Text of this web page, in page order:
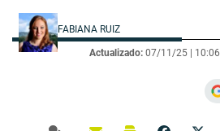
FABIANA RUIZ
Actualizado: 07/11/25 | 10:06